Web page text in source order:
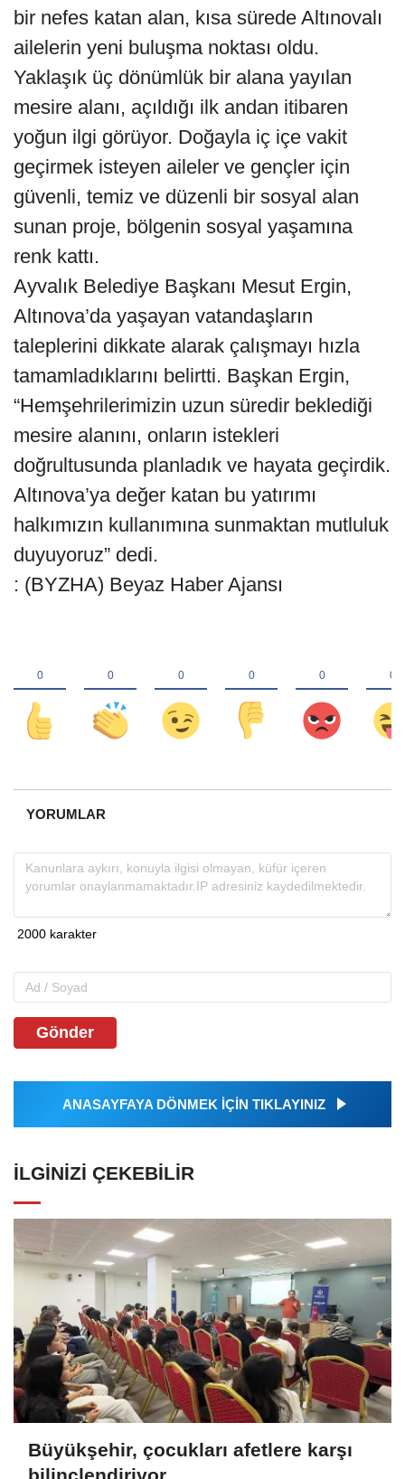
bir nefes katan alan, kısa sürede Altınovalı
ailelerin yeni buluşma noktası oldu.
Yaklaşık üç dönümlük bir alana yayılan
mesire alanı, açıldığı ilk andan itibaren
yoğun ilgi görüyor. Doğayla iç içe vakit
geçirmek isteyen aileler ve gençler için
güvenli, temiz ve düzenli bir sosyal alan
sunan proje, bölgenin sosyal yaşamına
renk kattı.
Ayvalık Belediye Başkanı Mesut Ergin,
Altınova’da yaşayan vatandaşların
taleplerini dikkate alarak çalışmayı hızla
tamamladıklarını belirtti. Başkan Ergin,
“Hemşehrilerimizin uzun süredir beklediği
mesire alanını, onların istekleri
doğrultusunda planladık ve hayata geçirdik.
Altınova’ya değer katan bu yatırımı
halkımızın kullanımına sunmaktan mutluluk
duyuyoruz” dedi.
: (BYZHA) Beyaz Haber Ajansı
YORUMLAR
Gönder
ANASAYFAYA DÖNMEK İÇİN TIKLAYINIZ
İLGINIZI ÇEKEBILIR
Büyükşehir, çocukları afetlere karşı